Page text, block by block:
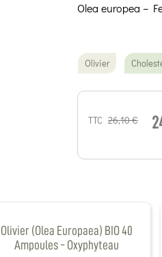
Olea europea –
Olivier
TTC 26,10 €
Olivier (Olea Europaea) BIO 40
Ampoules - Oxyphyteau